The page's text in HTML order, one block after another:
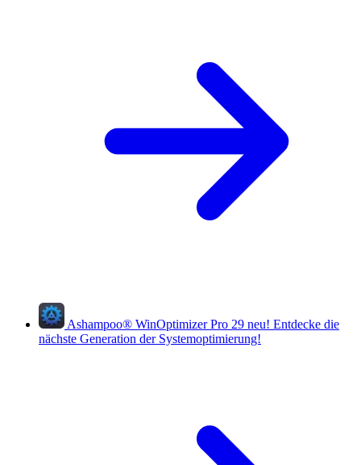
Ashampoo® WinOptimizer Pro 29 neu! Entdecke die
nächste Generation der Systemoptimierung!